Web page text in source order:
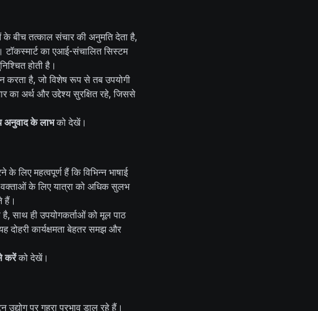
बीच तत्काल संचार की अनुमति देता है,
टॉकस्मार्ट का एआई-संचालित सिस्टम
होती है।
करता है, जो विशेष रूप से तब उपयोगी
का अर्थ और उद्देश्य सुरक्षित रहे, जिससे
अनुवाद के लाभको देखें।
लिए महत्वपूर्ण हैं कि विभिन्न भाषाई
के लिए यात्रा को अधिक सुलभ
हैं।
साथ ही उपयोगकर्ताओं को मूल पाठ
दोहरी कार्यक्षमता बेहतर समझ और
करेंको देखें।
पर गहरा प्रभाव डाल रहे हैं।